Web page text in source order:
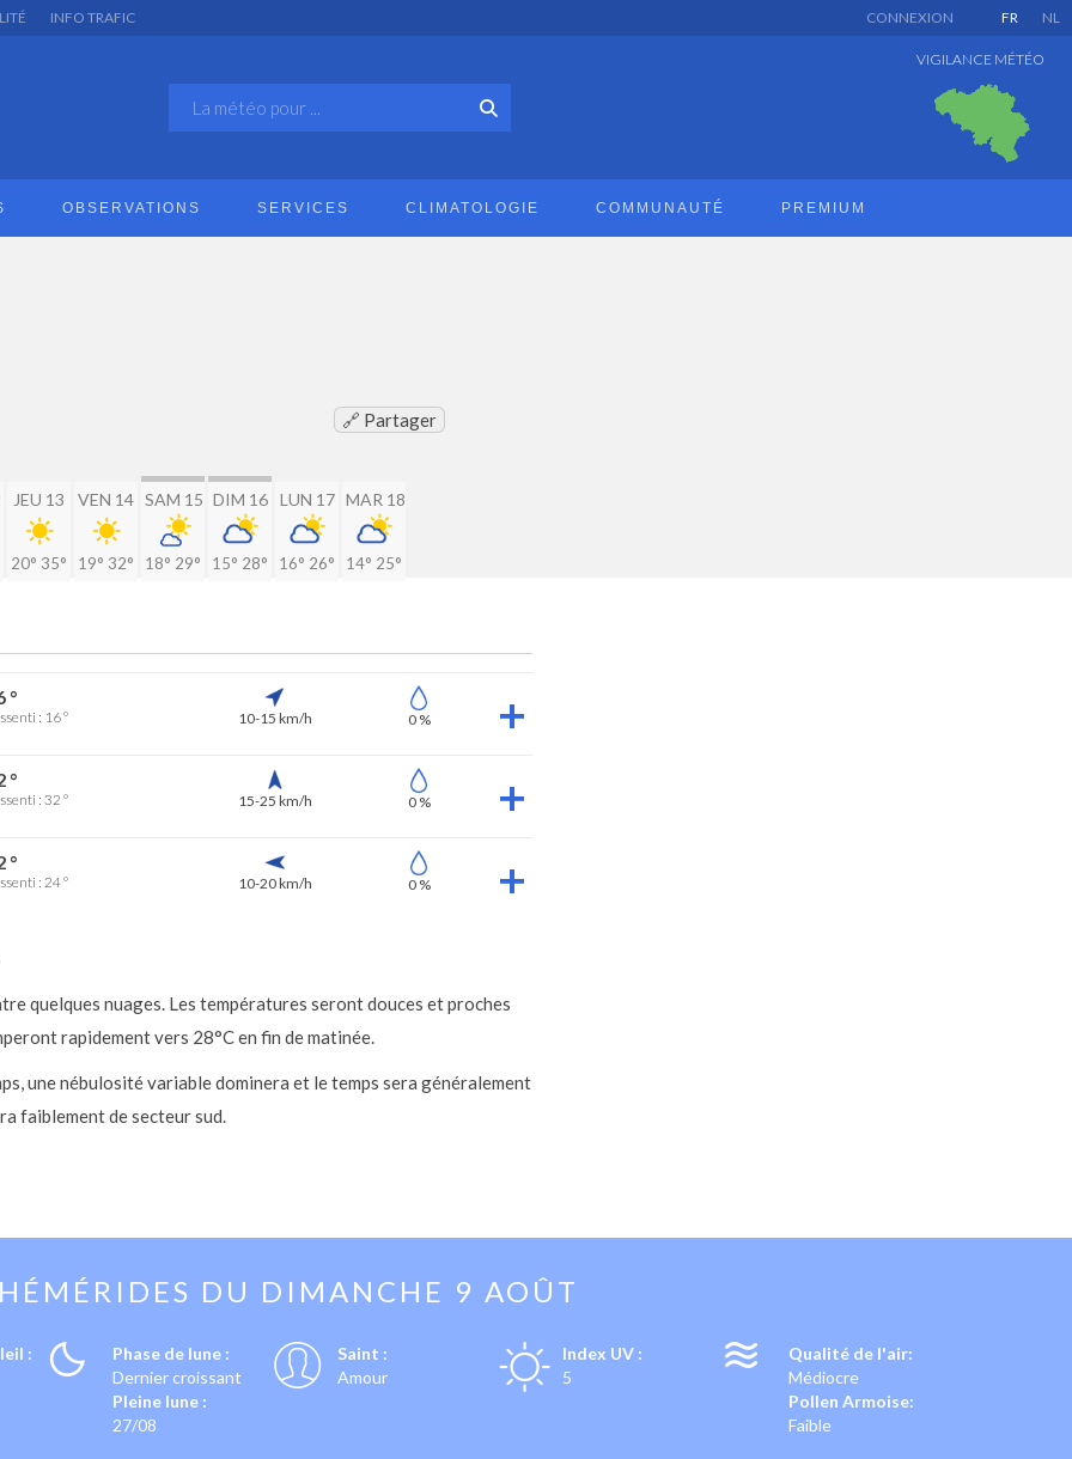
INFO TRAFIC FR NL
CONNEXION
VIGILANCE MÉTÉO
OBSERVATIONS SERVICES CLIMATOLOGIE COMMUNAUTÉ PREMIUM
🔗 Partager
JEU 13
20° 35°
VEN 14
19° 32°
SAM 15
18° 29°
DIM 16
15° 28°
LUN 17
16° 26°
MAR 18
14° 25°
°
: 16 ° 10-15 km/h 0 %
°
: 32 ° 15-25 km/h 0 %
°
: 24 ° 10-20 km/h 0 %
quelques nuages. Les températures seront douces et proches
rapidement vers 28°C en fin de matinée.
une nébulosité variable dominera et le temps sera généralement
faiblement de secteur sud.
DU DIMANCHE 9 AOÛT
:
Phase de lune :
Dernier croissant
Pleine lune :
27/08
Saint :
Amour
Index UV :
5
Qualité de l'air:
Médiocre
Pollen Armoise:
Faible